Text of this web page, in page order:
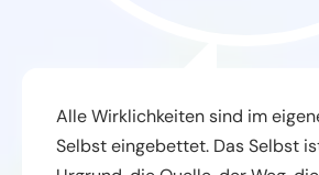
Alle Wirklichkeiten sind im
Selbst eingebettet. Das Selbst